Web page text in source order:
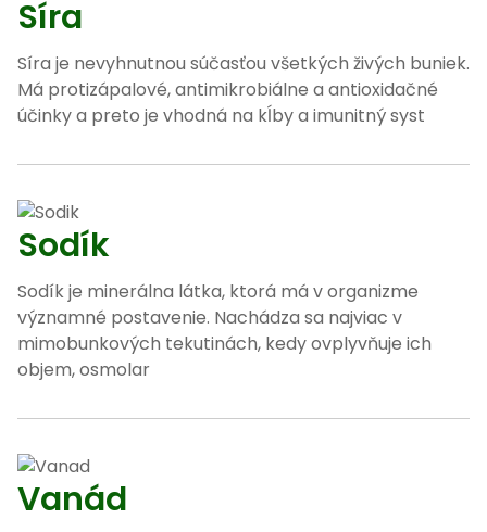
Síra
Síra je nevyhnutnou súčasťou všetkých živých buniek.
Má protizápalové, antimikrobiálne a antioxidačné
účinky a preto je vhodná na kĺby a imunitný syst
Sodík
Sodík je minerálna látka, ktorá má v organizme
významné postavenie. Nachádza sa najviac v
mimobunkových tekutinách, kedy ovplyvňuje ich
objem, osmolar
Vanád